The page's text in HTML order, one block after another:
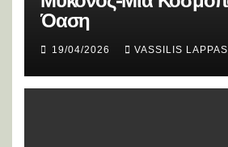
Όαση
19/04/2026 VASSILIS LAPPAS